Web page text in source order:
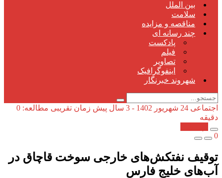
بین الملل
سلامت
مناقصه و مزایده
چند رسانه ای
پادکست
فیلم
تصاویر
اینفوگرافیک
شهروند خبرنگار
اجتماعی 24 شهریور 1402 - 3 سال پیش
زمان تقریبی مطالعه: 0
دقیقه
0
توقیف نفتکش‌های خارجی سوخت قاچاق در
آب‌های خلیج فارس